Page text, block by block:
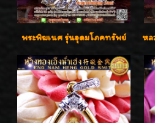
พระพิฆเนศ รุ่นอุดมโภคทรัพย์